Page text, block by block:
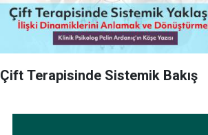
Çift Terapisinde Sistemik Bakış